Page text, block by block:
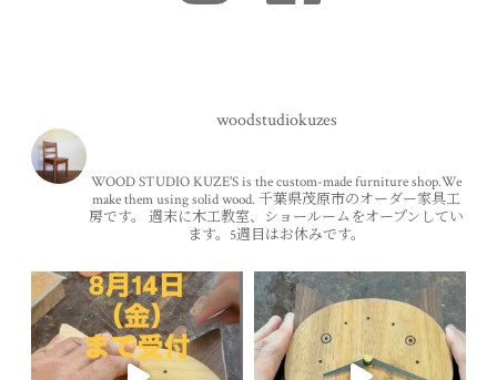
woodstudiokuzes
WOOD STUDIO KUZE'S is the custom-made furniture shop.We
make them using solid wood. 千葉県茂原市のオーダー家具工
房です。
週末に木工教室、ショールームをオープンしてい
ます。5週目はお休みです。